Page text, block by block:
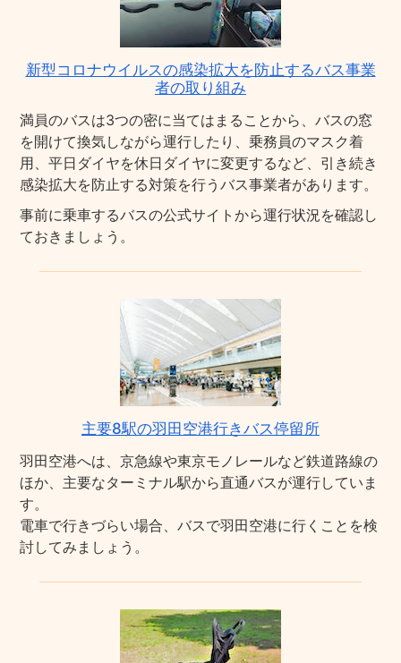
新型コロナウイルスの感染拡大を防止するバス事業
者の取り組み
満員のバスは3つの密に当てはまることから、バスの窓
を開けて換気しながら運行したり、乗務員のマスク着
用、平日ダイヤを休日ダイヤに変更するなど、引き続き
感染拡大を防止する対策を行うバス事業者があります。
事前に乗車するバスの公式サイトから運行状況を確認し
ておきましょう。
主要8駅の羽田空港行きバス停留所
羽田空港へは、京急線や東京モノレールなど鉄道路線の
ほか、主要なターミナル駅から直通バスが運行していま
す。
電車で行きづらい場合、バスで羽田空港に行くことを検
討してみましょう。